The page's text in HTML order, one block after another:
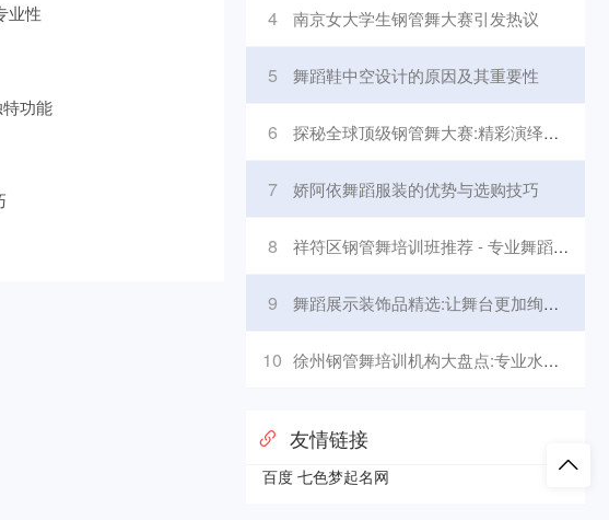
业性
功能
4 南京女大学生钢管舞大赛引发热议
5 舞蹈鞋中空设计的原因及其重要性
6 探秘全球顶级钢管舞大赛:精彩演绎舞蹈魅力
7 娇阿依舞蹈服装的优势与选购技巧
8 祥符区钢管舞培训班推荐 - 专业舞蹈培训机构大盘点
9 舞蹈展示装饰品精选:让舞台更加绚丽多彩
10 徐州钢管舞培训机构大盘点:专业水平与选择指南
友情链接
百度 七色梦起名网